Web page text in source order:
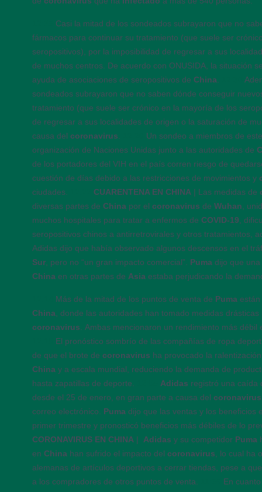
Casi la mitad de los sondeados subrayaron que no
fármacos para continuar su tratamiento (que suele ser
seropositivos), por la imposibilidad de regresar a sus
de muchos centros. De acuerdo con ONUSIDA, la situación
ayuda de asociaciones de seropositivos de China.
sondeados subrayaron que no saben dónde conseguir
tratamiento (que suele ser crónico en la mayoría de los
de regresar a sus localidades de origen o la saturación de
causa del coronavirus.
Un sondeo a miembros de
organización de Naciones Unidas junto a las autoridades de
de los portadores del VIH en el país corren riesgo de
cuestión de días debido a las restricciones de movimientos y
ciudades.
CUARENTENA EN CHINA | Las medidas de
diversas partes de China por el coronavirus de Wuhan,
muchos hospitales para tratar a enfermos de COVID-19,
seropositivos chinos a antirretrovirales y otros tratamientos,
Adidas dijo que había observado algunos descensos en el
Sur, pero no “un gran impacto comercial”. Puma dijo que
China en otras partes de Asia estaba perjudicando la
Más de la mitad de los puntos de venta de Puma
China, donde las autoridades han tomado medidas
coronavirus. Ambas mencionaron un rendimiento más
El pronóstico sombrío de las compañías de ropa
de que el brote de coronavirus ha provocado la
China y a escala mundial, reduciendo la demanda de
hasta zapatillas de deporte.
Adidas registró una caída
desde el 25 de enero, en gran parte a causa del coronavirus
correo electrónico. Puma dijo que las ventas y los beneficios
primer trimestre y pronosticó beneficios más débiles de lo
CORONAVIRUS EN CHINA | Adidas y su competidor Puma
en China han sufrido el impacto del coronavirus, lo cual ha
alemanas de artículos deportivos a cerrar tiendas, pese a
a los compradores de otros puntos de venta.
En